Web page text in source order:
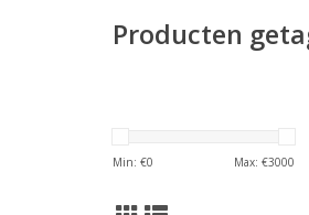
Producten
Min: €0 Max: €3000